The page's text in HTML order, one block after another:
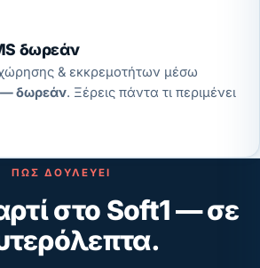
δωρεάν
& εκκρεμοτήτων μέσω
— δωρεάν. Ξέρεις πάντα τι περιμένει
ΠΏΣ ΔΟΥΛΕΎΕΙ
στο Soft1 — σε